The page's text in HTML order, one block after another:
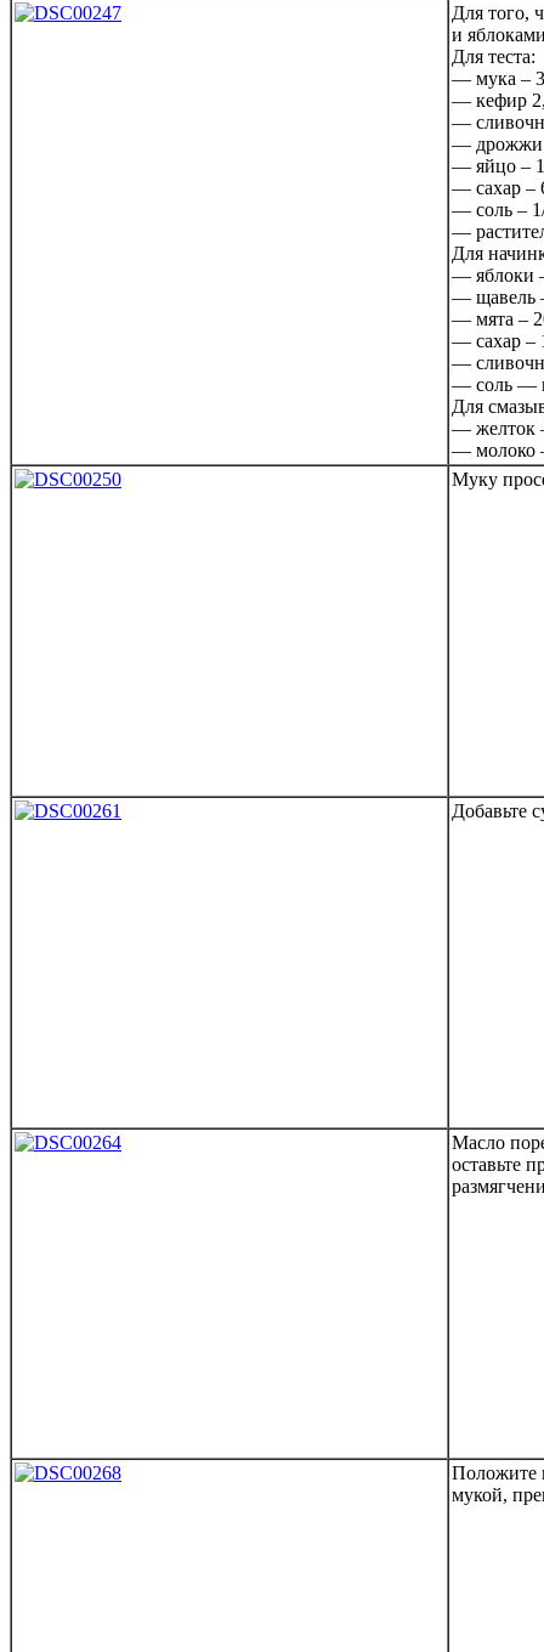
Для того,
и
Для теста:
— мука –
— кефир
—
— дрожжи
— яйцо –
— сахар –
— соль –
—
Для
— яблоки
— щавель
— мята –
— сахар –
—
— соль —
Для
— желток
— молоко
Муку
Добавьте
Масло
оставьте
Положите
мукой,